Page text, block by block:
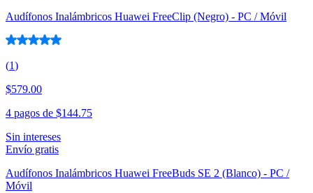
Audífonos Inalámbricos Huawei FreeClip (Negro) - PC / Móvil
(1)
$579.00
4 pagos de $144.75
Sin intereses
Envío gratis
Audífonos Inalámbricos Huawei FreeBuds SE 2 (Blanco) - PC /
Móvil